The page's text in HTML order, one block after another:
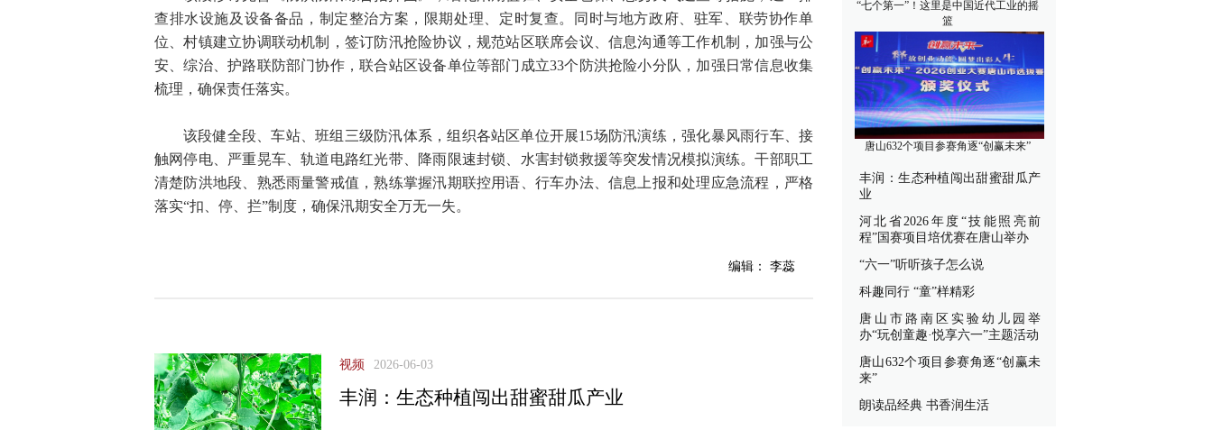
查排水设施及设备备品，制定整治方案，限期处理、定时复查。同时与地方政府、驻军、联劳协作单
位、村镇建立协调联动机制，签订防汛抢险协议，规范站区联席会议、信息沟通等工作机制，加强与公
安、综治、护路联防部门协作，联合站区设备单位等部门成立33个防洪抢险小分队，加强日常信息收集
梳理，确保责任落实。
该段健全段、车站、班组三级防汛体系，组织各站区单位开展15场防汛演练，强化暴风雨行车、接
触网停电、严重晃车、轨道电路红光带、降雨限速封锁、水害封锁救援等突发情况模拟演练。干部职工
清楚防洪地段、熟悉雨量警戒值，熟练掌握汛期联控用语、行车办法、信息上报和处理应急流程，严格
落实“扣、停、拦”制度，确保汛期安全万无一失。
编辑： 李蕊
视频 2026-06-03
丰润：生态种植闯出甜蜜甜瓜产业
“七个第一”！这里是中国近代工业的摇
篮
唐山632个项目参赛角逐“创赢未来”
丰润：生态种植闯出甜蜜甜瓜产
业
河北省2026年度“技能照亮前
程”国赛项目培优赛在唐山举办
“六一”听听孩子怎么说
科趣同行 “童”样精彩
唐山市路南区实验幼儿园举
办“玩创童趣·悦享六一”主题活动
唐山632个项目参赛角逐“创赢未
来”
朗读品经典 书香润生活